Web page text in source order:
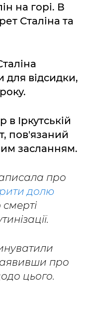
на горі. В
Сталіна та
для відсидки,
Іркутській
пов'язаний
засланням.
про
долю
смерті
про
цього.